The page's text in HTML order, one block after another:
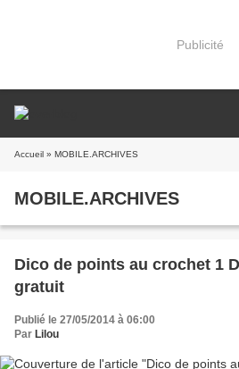
Publicité
Accueil » MOBILE.ARCHIVES
MOBILE.ARCHIVES
Dico de points au crochet 1
gratuit
Publié le 27/05/2014 à 06:00
Par Lilou